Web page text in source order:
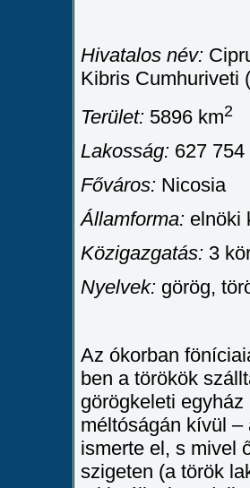
Hivatalos név:
Kibris Cumhuriveti
Terület: 5896 km2
Lakosság: 627
Főváros: Nicosia
Államforma: elnöki
Közigazgatás: 3
Nyelvek: görög,
Az ókorban
ben a törökök
görögkeleti
méltóságán kívül –
ismerte el, s mivel
szigeten (a török